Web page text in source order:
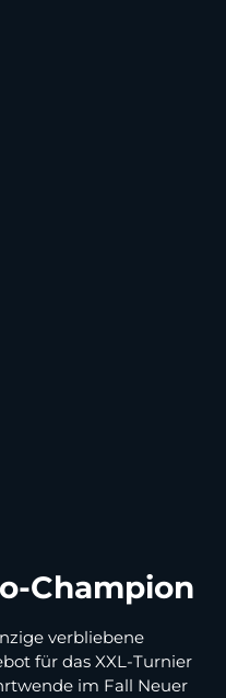
Champion
verbliebene
für das XXL-Turnier
im Fall Neuer